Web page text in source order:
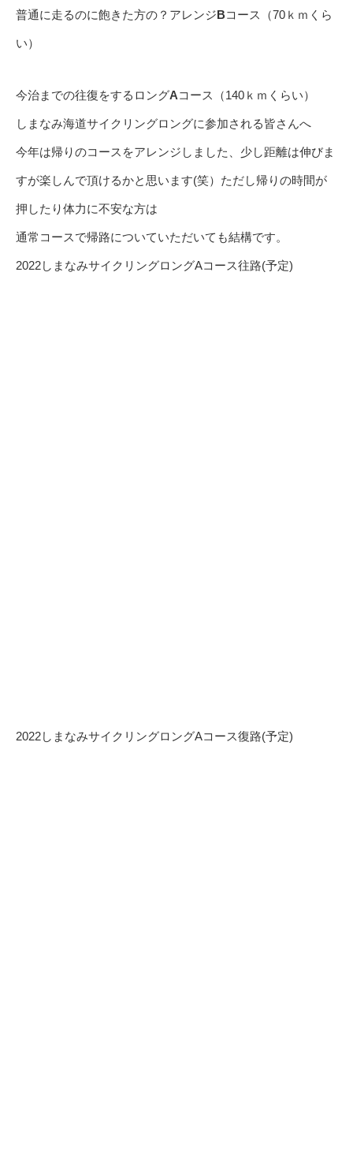
普通に走るのに飽きた方の？アレンジBコース（70ｋｍくら
い）
今治までの往復をするロングAコース（140ｋｍくらい）
しまなみ海道サイクリングロングに参加される皆さんへ
今年は帰りのコースをアレンジしました、少し距離は伸びま
すが楽しんで頂けるかと思います(笑）ただし帰りの時間が
押したり体力に不安な方は
通常コースで帰路についていただいても結構です。
2022しまなみサイクリングロングAコース往路(予定)
2022しまなみサイクリングロングAコース復路(予定)